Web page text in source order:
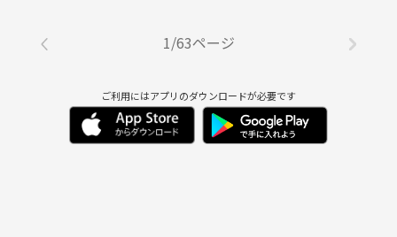
1/63ページ
ご利用にはアプリのダウンロードが必要です